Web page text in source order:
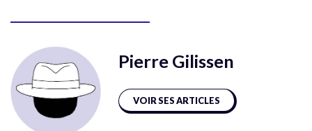
Pierre Gilissen
VOIR SES ARTICLES